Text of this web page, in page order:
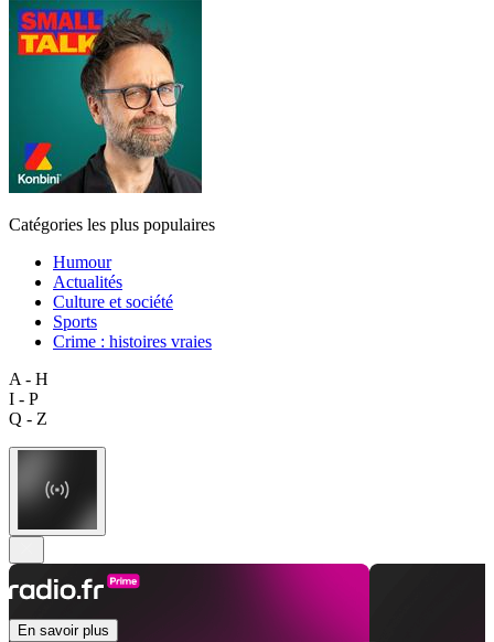
Catégories les plus populaires
Humour
Actualités
Culture et société
Sports
Crime : histoires vraies
A - H
I - P
Q - Z
En savoir plus